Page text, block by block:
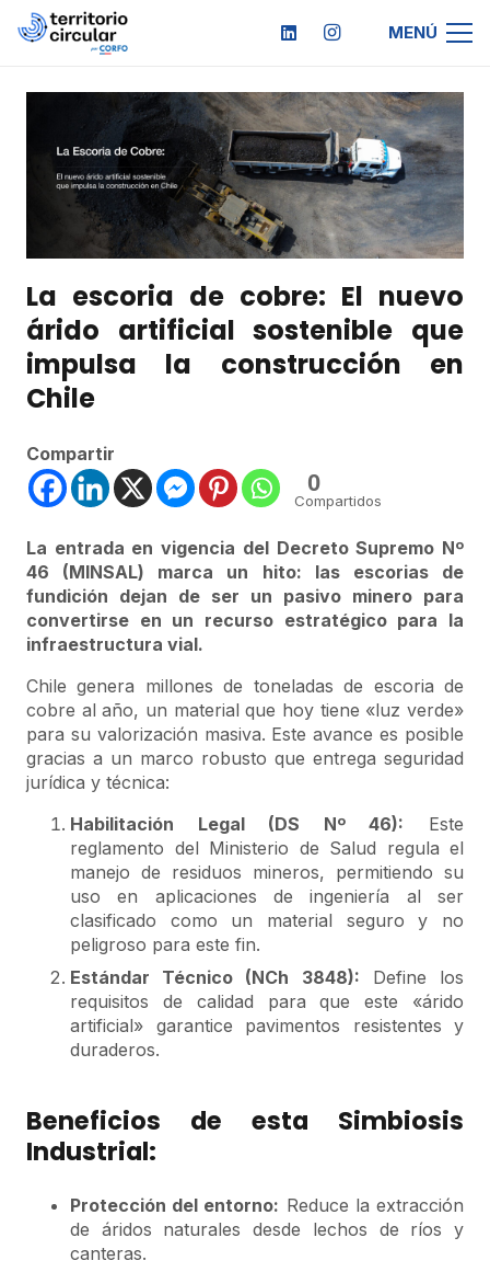
MENÚ
La escoria de cobre: El nuevo
árido artificial sostenible que
impulsa la construcción en
Chile
Compartir
0
Compartidos
La entrada en vigencia del Decreto Supremo Nº
46 (MINSAL) marca un hito: las escorias de
fundición dejan de ser un pasivo minero para
convertirse en un recurso estratégico para la
infraestructura vial.
Chile genera millones de toneladas de escoria de
cobre al año, un material que hoy tiene «luz verde»
para su valorización masiva. Este avance es posible
gracias a un marco robusto que entrega seguridad
jurídica y técnica:
Habilitación Legal (DS Nº 46): Este
reglamento del Ministerio de Salud regula el
manejo de residuos mineros, permitiendo su
uso en aplicaciones de ingeniería al ser
clasificado como un material seguro y no
peligroso para este fin.
Estándar Técnico (NCh 3848): Define los
requisitos de calidad para que este «árido
artificial» garantice pavimentos resistentes y
duraderos.
Beneficios de esta Simbiosis
Industrial:
Protección del entorno: Reduce la extracción
de áridos naturales desde lechos de ríos y
canteras.